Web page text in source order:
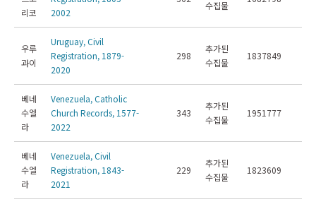
리코
2002
수집물
우루
과이
Uruguay, Civil
Registration, 1879-
2020
298
추가된
수집물
1837849
베네
수엘
라
Venezuela, Catholic
Church Records, 1577-
2022
343
추가된
수집물
1951777
베네
수엘
라
Venezuela, Civil
Registration, 1843-
2021
229
추가된
수집물
1823609